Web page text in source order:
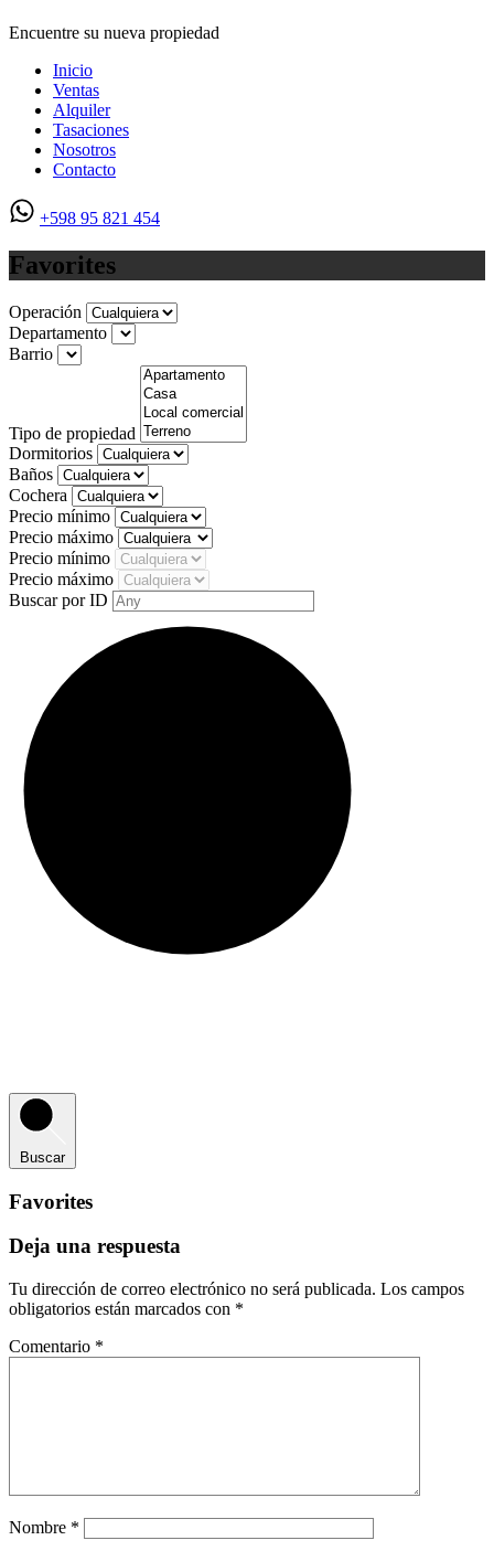
Encuentre su nueva propiedad
Inicio
Ventas
Alquiler
Tasaciones
Nosotros
Contacto
+598 95 821 454
Favorites
Operación
Departamento
Barrio
Tipo de propiedad
Dormitorios
Baños
Cochera
Precio mínimo
Precio máximo
Precio mínimo
Precio máximo
Buscar por ID
Buscar
Favorites
Deja una respuesta
Tu dirección de correo electrónico no será publicada. Los campos
obligatorios están marcados con *
Comentario *
Nombre *